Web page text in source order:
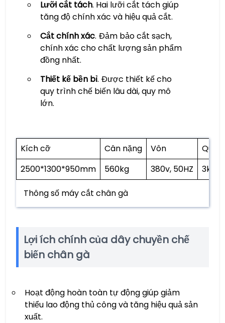
Lưỡi cắt tách. Hai lưỡi cắt tách giúp
tăng độ chính xác và hiệu quả cắt.
Cắt chính xác. Đảm bảo cắt sạch,
chính xác cho chất lượng sản phẩm
đồng nhất.
Thiết kế bền bỉ. Được thiết kế cho
quy trình chế biến lâu dài, quy mô
lớn.
Kích cỡ Cân nặng Vôn
2500*1300*950mm
560kg 380v, 50HZ 3kw
Thông số máy cắt chân gà
Lợi ích chính của dây chuyền chế
biến chân gà
Hoạt động hoàn toàn tự động giúp giảm
thiểu lao động thủ công và tăng hiệu quả sản
xuất.